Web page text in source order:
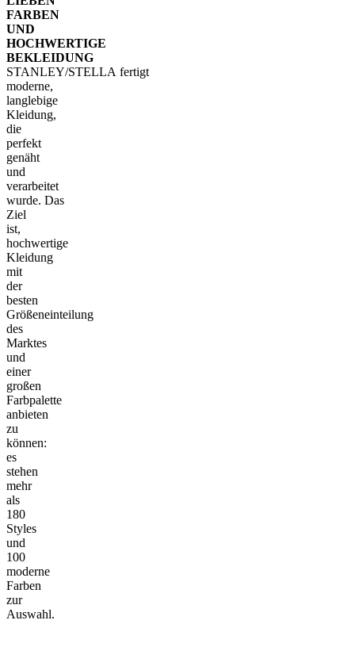
FARBEN
UND
HOCHWERTIGE
BEKLEIDUNG
STANLEY/STELLA fertigt
moderne,
langlebige
Kleidung,
die
perfekt
genäht
und
verarbeitet
wurde. Das
Ziel
ist,
hochwertige
Kleidung
mit
der
besten
Größeneinteilung
des
Marktes
und
einer
großen
Farbpalette
anbieten
zu
können:
es
stehen
mehr
als
180
Styles
und
100
moderne
Farben
zur
Auswahl.